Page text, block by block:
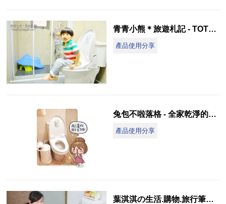
青青小熊＊旅遊札記 - TOTO WASHLET 呵護小屁桃 享受完全的潔淨舒爽
產品使用分享
兔包不啦落格 - 全家乾淨的屁屁都靠 TOTO WASHLET免治馬桶!!
產品使用分享
葉淇淇の生活.購物.旅行筆記 - TOTO WASHLET免治馬桶，寶貝小蜜桃，屁屁更健康